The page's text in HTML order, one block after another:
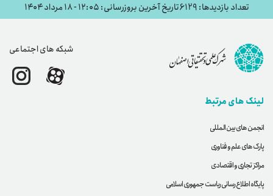
تعداد بازدیدها: 6129 تاریخ آخرین بروزرسانی: ۱۲:۰۵ - ۱۸ مرداد ۱۴۰۴
شبکه های اجتماعی
لینک های مرتبط
انجمن های بین المللی
پارک های علم و فناوری
مراکز تجاری و اقتصادی
پایگاه اطلاع رسانی ریاست جمهوری اسلامی